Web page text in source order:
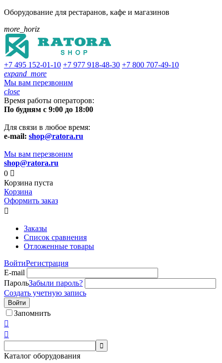
Оборудование для рестаранов, кафе и магазинов
more_horiz
+7 495 152-01-10 +7 977 918-48-30 +7 800 707-49-10
expand_more
Мы вам перезвоним
close
Время работы операторов:
По будням с 9:00 до 18:00
Для связи в любое время:
e-mail: shop@ratora.ru
Мы вам перезвоним
shop@ratora.ru
0 
Корзина пуста
Корзина
Оформить заказ

Заказы
Список сравнения
Отложенные товары
ВойтиРегистрация
E-mail
ПарольЗабыли пароль?
Создать учетную запись
Войти
Запомнить



Каталог оборудования